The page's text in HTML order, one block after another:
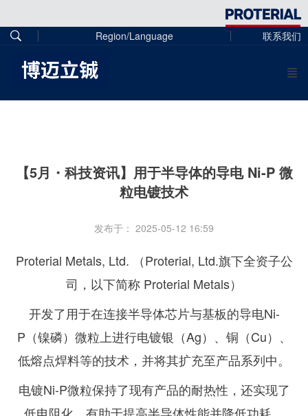
Region/Language 联系我们
【5月・科技资讯】用于半导体的导电 Ni-P 微
粒电镀技术
发布于： 2025-05-12 16:59
Proterial Metals, Ltd. （Proterial, Ltd.旗下全资子公
司，以下简称 Proterial Metals）
开发了用于在连接半导体芯片与基板的导电Ni-
P（镍磷）微粒上进行电镀银（Ag）、铜（Cu）、
低熔点焊料等的技术，并将其扩充至产品系列中。
电镀Ni-P微粒保持了现有产品的耐热性，还实现了
低电阻化，有助于提高半导体性能并降低功耗。